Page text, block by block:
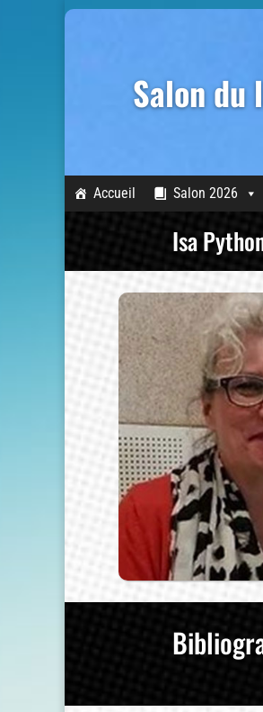
Salon du
Accueil Salon 2026
Isa